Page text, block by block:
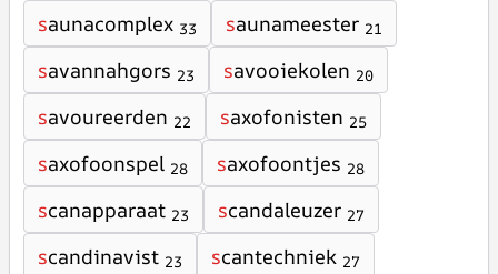
saunacomplex 33 saunameester 21
savannahgors 23 savooiekolen 20
savoureerden 22 saxofonisten 25
saxofoonspel 28 saxofoontjes 28
scanapparaat 23 scandaleuzer 27
scandinavist 23 scantechniek 27